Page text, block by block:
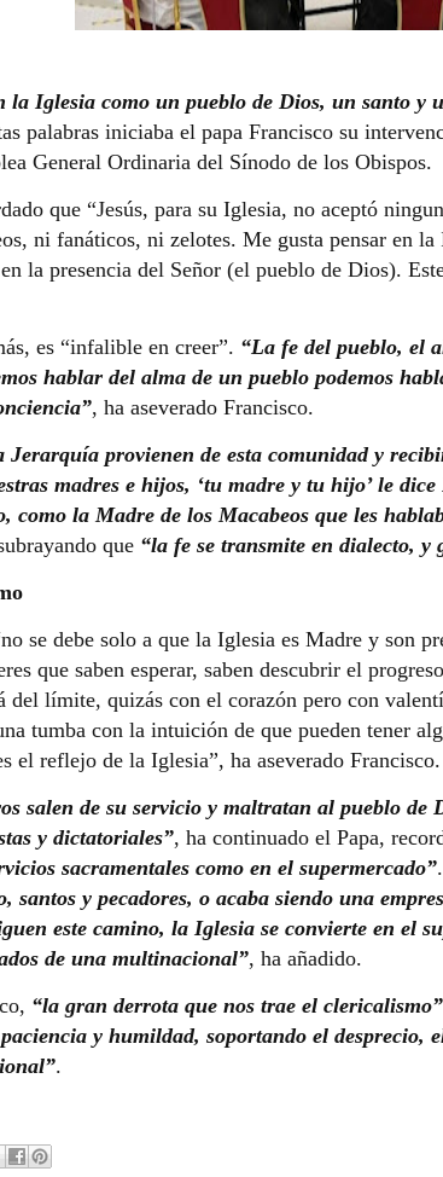
la Iglesia como un pueblo de Dios, un santo y
palabras iniciaba el papa Francisco su
General Ordinaria del Sínodo de los Obispos.
que “Jesús, para su Iglesia, no aceptó
ni fanáticos, ni zelotes. Me gusta pensar en
la presencia del Señor (el pueblo de Dios).
es “infalible en creer”. “La fe del pueblo, el
hablar del alma de un pueblo podemos
, ha aseverado Francisco.
Jerarquía provienen de esta comunidad y
madres e hijos, ‘tu madre y tu hijo’ le
como la Madre de los Macabeos que les
que “la fe se transmite en dialecto, y
se debe solo a que la Iglesia es Madre y son
que saben esperar, saben descubrir el
del límite, quizás con el corazón pero con
tumba con la intuición de que pueden tener
el reflejo de la Iglesia”, ha aseverado
salen de su servicio y maltratan al pueblo
y dictatoriales”, ha continuado el Papa,
sacramentales como en el supermercado”
santos y pecadores, o acaba siendo una
este camino, la Iglesia se convierte en el
de una multinacional”, ha añadido.
“la gran derrota que nos trae el clericalismo”
y humildad, soportando el desprecio,
.